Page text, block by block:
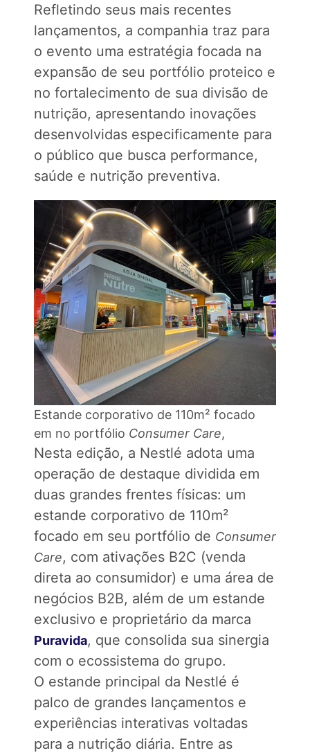
Refletindo seus mais recentes
lançamentos, a companhia traz para
o evento uma estratégia focada na
expansão de seu portfólio proteico e
no fortalecimento de sua divisão de
nutrição, apresentando inovações
desenvolvidas especificamente para
o público que busca performance,
saúde e nutrição preventiva.
Estande corporativo de 110m² focado
em no portfólio Consumer Care,
Nesta edição, a Nestlé adota uma
operação de destaque dividida em
duas grandes frentes físicas: um
estande corporativo de 110m²
focado em seu portfólio de Consumer
Care, com ativações B2C (venda
direta ao consumidor) e uma área de
negócios B2B, além de um estande
exclusivo e proprietário da marca
Puravida, que consolida sua sinergia
com o ecossistema do grupo.
O estande principal da Nestlé é
palco de grandes lançamentos e
experiências interativas voltadas
para a nutrição diária. Entre as